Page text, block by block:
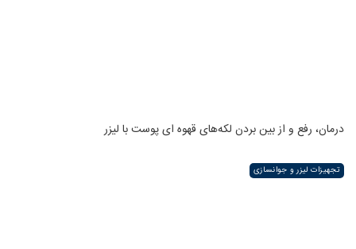
درمان، رفع و از بین بردن لکه‌های قهوه ای پوست با لیزر
تجهیزات لیزر و جوانسازی